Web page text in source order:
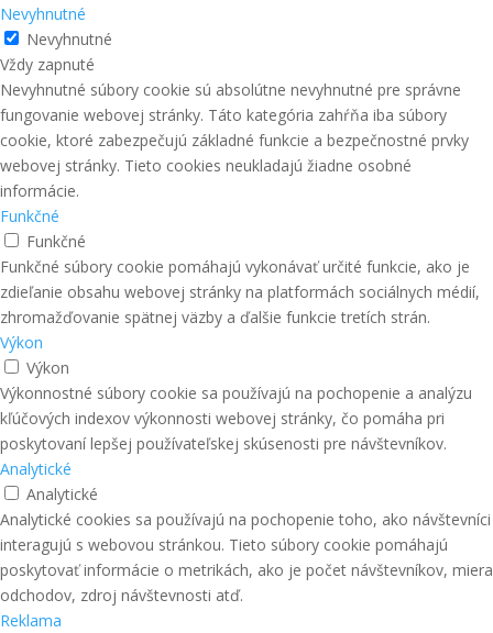
Nevyhnutné
Nevyhnutné
Vždy zapnuté
Nevyhnutné súbory cookie sú absolútne nevyhnutné pre správne
fungovanie webovej stránky. Táto kategória zahŕňa iba súbory
cookie, ktoré zabezpečujú základné funkcie a bezpečnostné prvky
webovej stránky. Tieto cookies neukladajú žiadne osobné
informácie.
Funkčné
Funkčné
Funkčné súbory cookie pomáhajú vykonávať určité funkcie, ako je
zdieľanie obsahu webovej stránky na platformách sociálnych médií,
zhromažďovanie spätnej väzby a ďalšie funkcie tretích strán.
Výkon
Výkon
Výkonnostné súbory cookie sa používajú na pochopenie a analýzu
kľúčových indexov výkonnosti webovej stránky, čo pomáha pri
poskytovaní lepšej používateľskej skúsenosti pre návštevníkov.
Analytické
Analytické
Analytické cookies sa používajú na pochopenie toho, ako návštevníci
interagujú s webovou stránkou. Tieto súbory cookie pomáhajú
poskytovať informácie o metrikách, ako je počet návštevníkov, miera
odchodov, zdroj návštevnosti atď.
Reklama